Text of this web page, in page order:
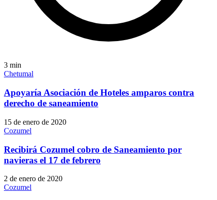
3 min
Chetumal
Apoyaría Asociación de Hoteles amparos contra
derecho de saneamiento
15 de enero de 2020
Cozumel
Recibirá Cozumel cobro de Saneamiento por
navieras el 17 de febrero
2 de enero de 2020
Cozumel